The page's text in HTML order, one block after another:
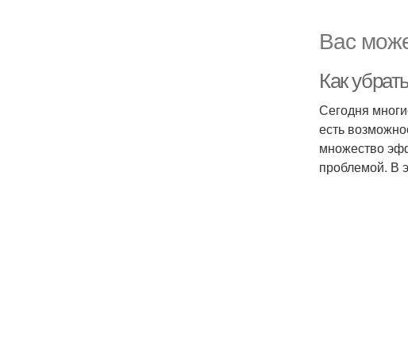
Вас
Как
Сегодня
есть
множество
проблемой. В